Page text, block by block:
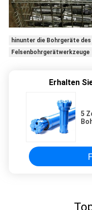
hinunter die Bohrgeräte
Felsenbohrgerätwerkzeuge
Erhalten
5